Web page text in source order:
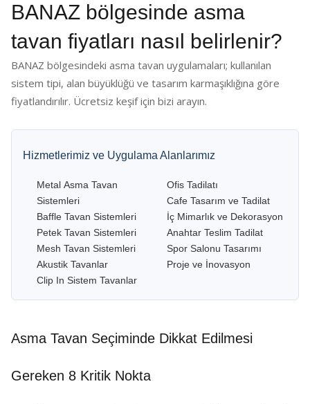
BANAZ bölgesinde asma
tavan fiyatları nasıl belirlenir?
BANAZ bölgesindeki asma tavan uygulamaları; kullanılan
sistem tipi, alan büyüklüğü ve tasarım karmaşıklığına göre
fiyatlandırılır. Ücretsiz keşif için bizi arayın.
Hizmetlerimiz ve Uygulama Alanlarımız
Metal Asma Tavan
Sistemleri
Baffle Tavan Sistemleri
Petek Tavan Sistemleri
Mesh Tavan Sistemleri
Akustik Tavanlar
Clip In Sistem Tavanlar
Ofis Tadilatı
Cafe Tasarım ve Tadilat
İç Mimarlık ve Dekorasyon
Anahtar Teslim Tadilat
Spor Salonu Tasarımı
Proje ve İnovasyon
Asma Tavan Seçiminde Dikkat Edilmesi
Gereken 8 Kritik Nokta